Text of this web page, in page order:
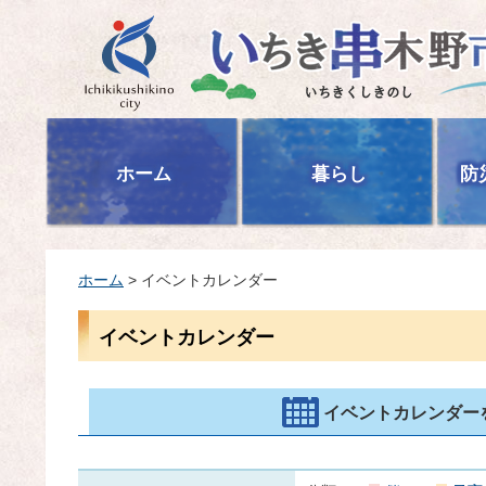
いちき串木野市
ホーム 暮らし 防
ホーム > イベントカレンダー
イベントカレンダー
イベントカレンダー